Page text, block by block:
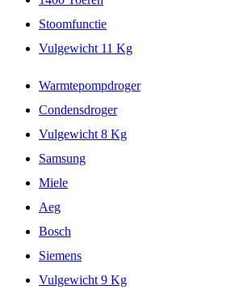
Stoomfunctie
Vulgewicht 11 Kg
Warmtepompdroger
Condensdroger
Vulgewicht 8 Kg
Samsung
Miele
Aeg
Bosch
Siemens
Vulgewicht 9 Kg